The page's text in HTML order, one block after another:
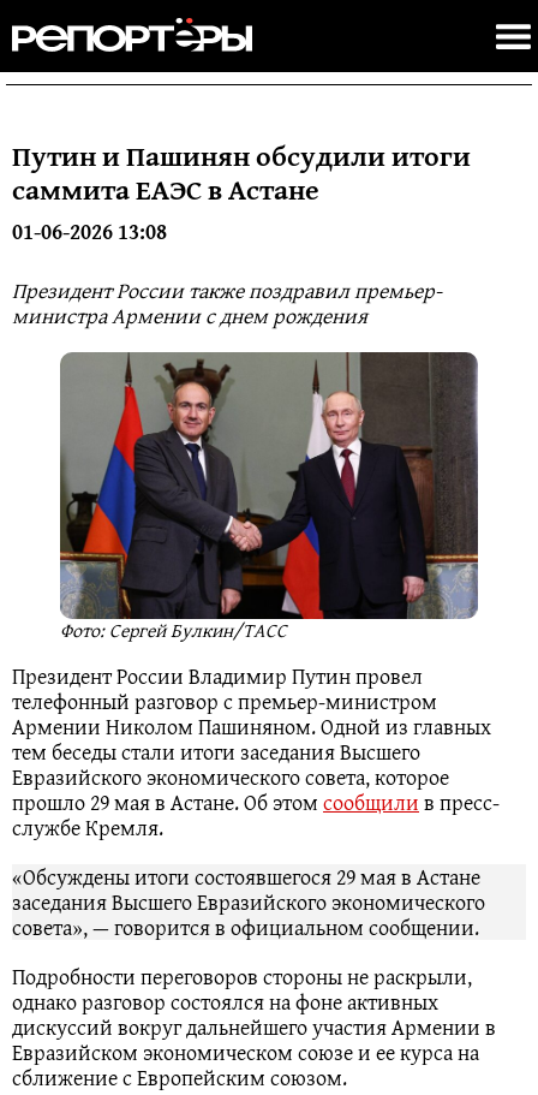
Путин и Пашинян обсудили итоги
саммита ЕАЭС в Астане
01-06-2026 13:08
Президент России также поздравил премьер-
министра Армении с днем рождения
Фото: Сергей Булкин/ТАСС
Президент России Владимир Путин провел
телефонный разговор с премьер-министром
Армении Николом Пашиняном. Одной из главных
тем беседы стали итоги заседания Высшего
Евразийского экономического совета, которое
прошло 29 мая в Астане. Об этомсообщилив пресс-
службе Кремля.
«Обсуждены итоги состоявшегося 29 мая в Астане
заседания Высшего Евразийского экономического
совета», — говорится в официальном сообщении.
Подробности переговоров стороны не раскрыли,
однако разговор состоялся на фоне активных
дискуссий вокруг дальнейшего участия Армении в
Евразийском экономическом союзе и ее курса на
сближение с Европейским союзом.